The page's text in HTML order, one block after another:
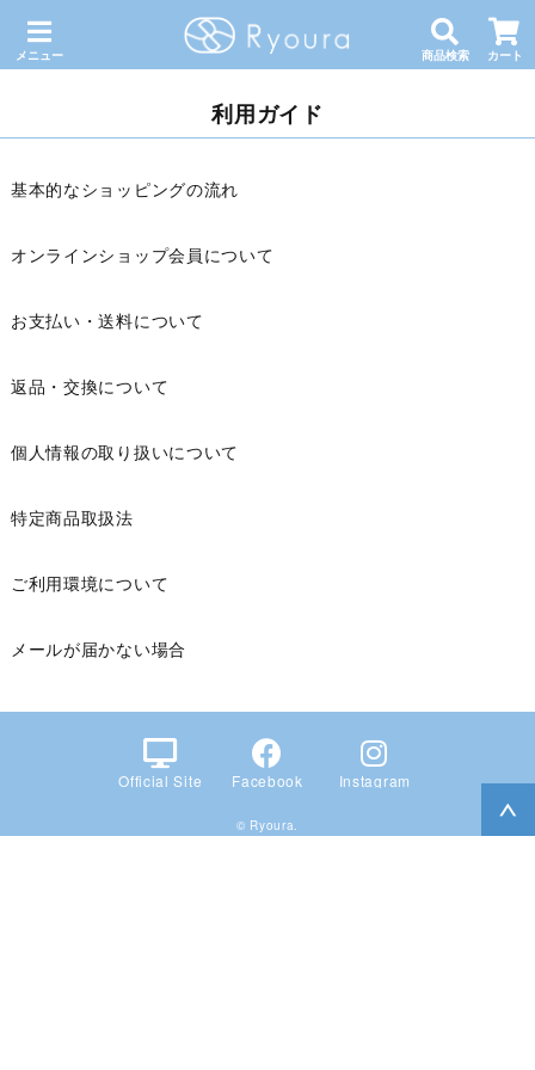
メニュー 商品検索 カート
利用ガイド
基本的なショッピングの流れ
オンラインショップ会員について
お支払い・送料について
返品・交換について
個人情報の取り扱いについて
特定商品取扱法
ご利用環境について
メールが届かない場合
Official Site Facebook Instagram
© Ryoura.